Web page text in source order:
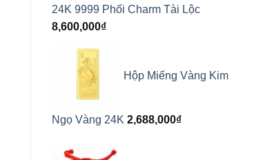
24K 9999 Phối Charm Tài Lộc
8,600,000₫
Hộp Miếng Vàng Kim
Ngọ Vàng 24K 2,688,000₫